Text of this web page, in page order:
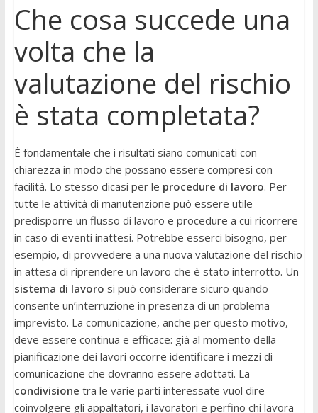
Che cosa succede una
volta che la
valutazione del rischio
è stata completata?
È fondamentale che i risultati siano comunicati con
chiarezza in modo che possano essere compresi con
facilità. Lo stesso dicasi per le procedure di lavoro. Per
tutte le attività di manutenzione può essere utile
predisporre un flusso di lavoro e procedure a cui ricorrere
in caso di eventi inattesi. Potrebbe esserci bisogno, per
esempio, di provvedere a una nuova valutazione del rischio
in attesa di riprendere un lavoro che è stato interrotto. Un
sistema di lavoro si può considerare sicuro quando
consente un’interruzione in presenza di un problema
imprevisto. La comunicazione, anche per questo motivo,
deve essere continua e efficace: già al momento della
pianificazione dei lavori occorre identificare i mezzi di
comunicazione che dovranno essere adottati. La
condivisione tra le varie parti interessate vuol dire
coinvolgere gli appaltatori, i lavoratori e perfino chi lavora